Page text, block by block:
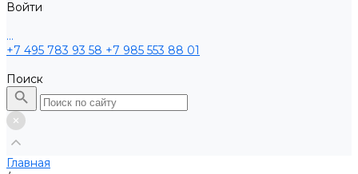
Войти
...
+7 495 783 93 58 +7 985 553 88 01
Поиск
Главная